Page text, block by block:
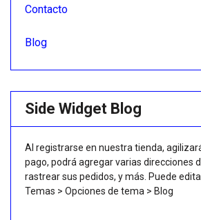
Contacto
Blog
Side Widget Blog
Al registrarse en nuestra tienda,
pago, podrá agregar varias direcciones
rastrear sus pedidos, y más. Puede
Temas > Opciones de tema > Blog